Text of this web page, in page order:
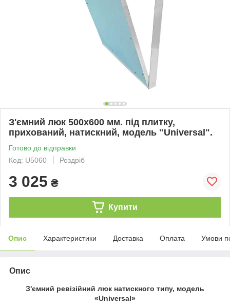
З'ємний люк 500х600 мм. під плитку,
прихований, натискний, модель "Universal".
Готово до відправки
Код: U5060
Роздріб
3 025 ₴
Купити
Опис Характеристики Доставка Оплата Умови
Опис
З'ємний ревізійний люк натискного типу, модель
«Universal»